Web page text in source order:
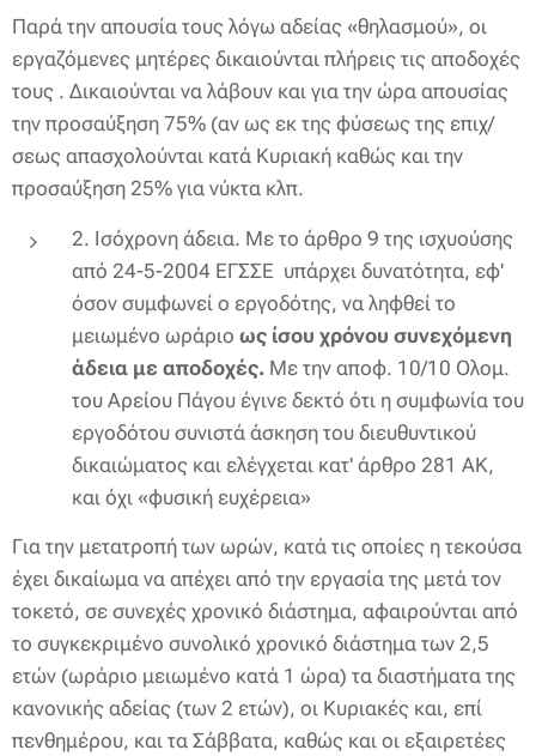
Παρά την απουσία τους λόγω αδείας «θηλασμού», οι
εργαζόμενες μητέρες δικαιούνται πλήρεις τις αποδοχές
τους . Δικαιούνται να λάβουν και για την ώρα απουσίας
την προσαύξηση 75% (αν ως εκ της φύσεως της επιχ/
σεως απασχολούνται κατά Κυριακή καθώς και την
προσαύξηση 25% για νύκτα κλπ.
2. Ισόχρονη άδεια. Με το άρθρο 9 της ισχυούσης
από 24-5-2004 ΕΓΣΣΕ υπάρχει δυνατότητα, εφ'
όσον συμφωνεί ο εργοδότης, να ληφθεί το
μειωμένο ωράριο ως ίσου χρόνου συνεχόμενη
άδεια με αποδοχές. Με την αποφ. 10/10 Ολομ.
του Αρείου Πάγου έγινε δεκτό ότι η συμφωνία του
εργοδότου συνιστά άσκηση του διευθυντικού
δικαιώματος και ελέγχεται κατ' άρθρο 281 ΑΚ,
και όχι «φυσική ευχέρεια»
Για την μετατροπή των ωρών, κατά τις οποίες η τεκούσα
έχει δικαίωμα να απέχει από την εργασία της μετά τον
τοκετό, σε συνεχές χρονικό διάστημα, αφαιρούνται από
το συγκεκριμένο συνολικό χρονικό διάστημα των 2,5
ετών (ωράριο μειωμένο κατά 1 ώρα) τα διαστήματα της
κανονικής αδείας (των 2 ετών), οι Κυριακές και, επί
πενθημέρου, και τα Σάββατα, καθώς και οι εξαιρετέες